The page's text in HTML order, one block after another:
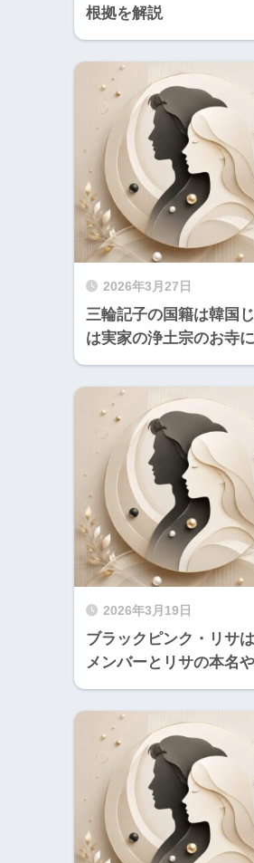
根拠を解説
2026年3月27日
三輪記子の国籍は韓国
は実家の浄土宗のお寺
2026年3月19日
ブラックピンク・リサ
メンバーとリサの本名